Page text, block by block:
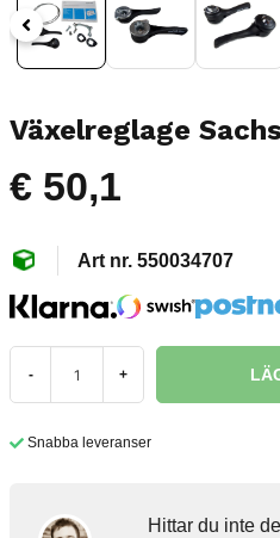
Växelreglage
€ 50,1
550034707
- +
Snabba leveranser
Hittar du inte